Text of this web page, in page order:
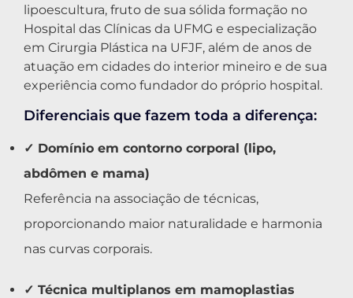
lipoescultura, fruto de sua sólida formação no
Hospital das Clínicas da UFMG e especialização
em Cirurgia Plástica na UFJF, além de anos de
atuação em cidades do interior mineiro e de sua
experiência como fundador do próprio hospital.
Diferenciais que fazem toda a diferença:
✓ Domínio em contorno corporal (lipo,
abdômen e mama)
Referência na associação de técnicas,
proporcionando maior naturalidade e harmonia
nas curvas corporais.
✓ Técnica multiplanos em mamoplastias